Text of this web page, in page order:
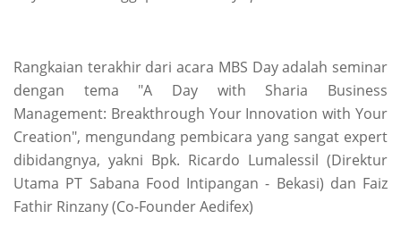
Rangkaian terakhir dari acara MBS Day adalah seminar
dengan tema "A Day with Sharia Business
Management: Breakthrough Your Innovation with Your
Creation", mengundang pembicara yang sangat expert
dibidangnya, yakni Bpk. Ricardo Lumalessil (Direktur
Utama PT Sabana Food Intipangan - Bekasi) dan Faiz
Fathir Rinzany (Co-Founder Aedifex)